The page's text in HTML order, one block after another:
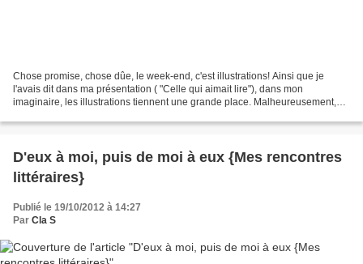
Chose promise, chose dûe, le week-end, c'est illustrations! Ainsi que je
l'avais dit dans ma présentation ( "Celle qui aimait lire"), dans mon
imaginaire, les illustrations tiennent une grande place. Malheureusement,
D'eux à moi, puis de moi à eux {Mes rencontres
littéraires}
Publié le 19/10/2012 à 14:27
Par Cla S